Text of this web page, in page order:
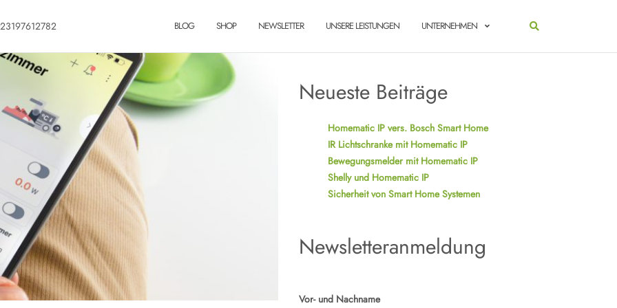
BLOG SHOP NEWSLETTER UNSERE LEISTUNGEN UNTERNEHMEN
Neueste Beiträge
Homematic IP vers. Bosch Smart Home
IR Lichtschranke mit Homematic IP
Bewegungsmelder mit Homematic IP
Shelly und Homematic IP
Sicherheit von Smart Home Systemen
Newsletteranmeldung
Vor- und Nachname